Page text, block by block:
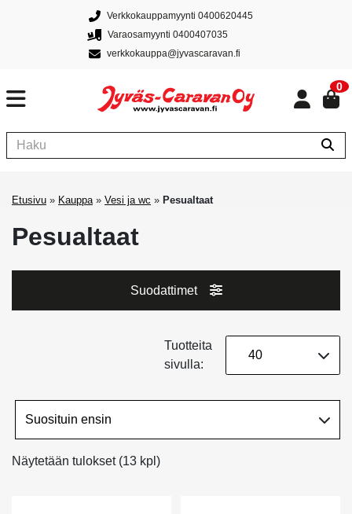
Verkkokauppamyynti 0400620445
Varaosamyynti 0400407035
verkkokauppa@jyvascaravan.fi
0
Etusivu » Kauppa» Vesi ja wc » Pesualtaat
Pesualtaat
Suodattimet
Näytetään tulokset (13 kpl)
Tuotteita
sivulla: